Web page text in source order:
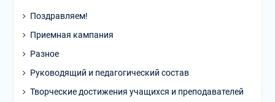
Поздравляем!
Приемная кампания
Разное
Руководящий и педагогический состав
Творческие достижения учащихся и преподавателей